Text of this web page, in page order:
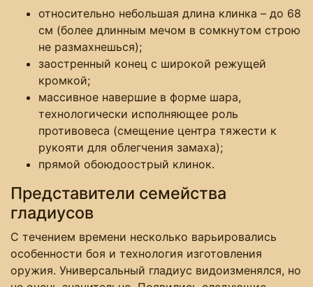
относительно небольшая длина клинка – до 68
см (более длинным мечом в сомкнутом строю
не размахнешься);
заостренный конец с широкой режущей
кромкой;
массивное навершие в форме шара,
технологически исполняющее роль
противовеса (смещение центра тяжести к
рукояти для облегчения замаха);
прямой обоюдоострый клинок.
Представители семейства
гладиусов
С течением времени несколько варьировались
особенности боя и технология изготовления
оружия. Универсальный гладиус видоизменялся, но